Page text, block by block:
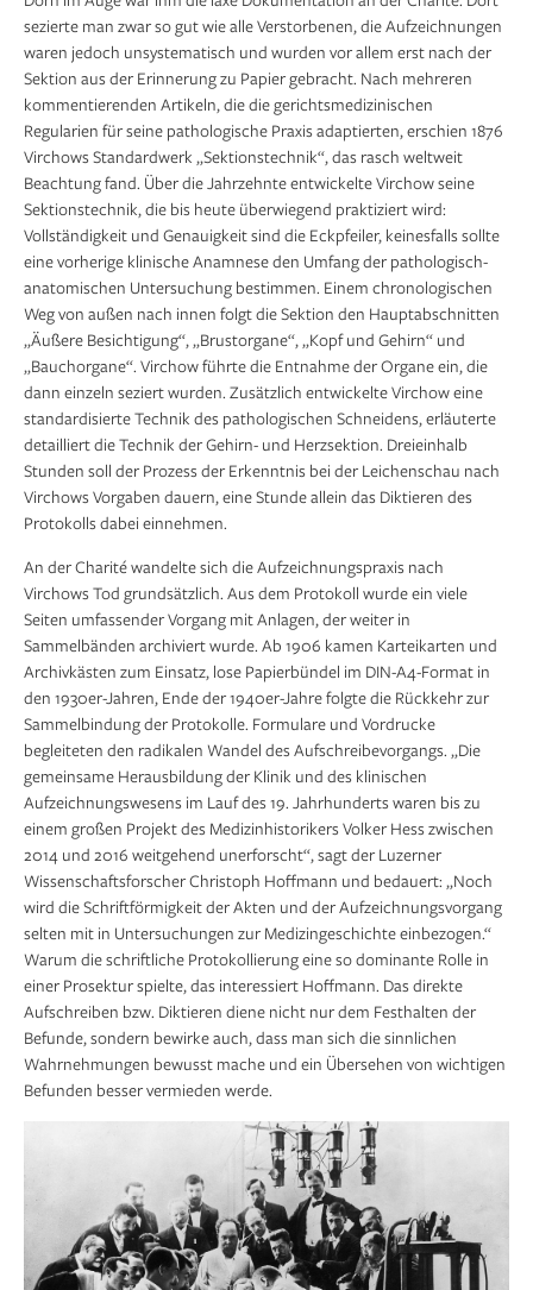
sezierte man zwar so gut wie alle Verstorbenen, die Aufzeichnungen
waren jedoch unsystematisch und wurden vor allem erst nach der
Sektion aus der Erinnerung zu Papier gebracht. Nach mehreren
kommentierenden Artikeln, die die gerichtsmedizinischen
Regularien für seine pathologische Praxis adaptierten, erschien 1876
Virchows Standardwerk „Sektionstechnik“, das rasch weltweit
Beachtung fand. Über die Jahrzehnte entwickelte Virchow seine
Sektionstechnik, die bis heute überwiegend praktiziert wird:
Vollständigkeit und Genauigkeit sind die Eckpfeiler, keinesfalls sollte
eine vorherige klinische Anamnese den Umfang der pathologisch-
anatomischen Untersuchung bestimmen. Einem chronologischen
Weg von außen nach innen folgt die Sektion den Hauptabschnitten
„Äußere Besichtigung“, „Brustorgane“, „Kopf und Gehirn“ und
„Bauchorgane“. Virchow führte die Entnahme der Organe ein, die
dann einzeln seziert wurden. Zusätzlich entwickelte Virchow eine
standardisierte Technik des pathologischen Schneidens, erläuterte
detailliert die Technik der Gehirn- und Herzsektion. Dreieinhalb
Stunden soll der Prozess der Erkenntnis bei der Leichenschau nach
Virchows Vor­gaben dauern, eine Stunde allein das Diktieren des
Protokolls dabei einnehmen.
An der Charité wandelte sich die Aufzeichnungspraxis nach
Virchows Tod grundsätzlich. Aus dem Protokoll wurde ein viele
Seiten umfassender Vorgang mit Anlagen, der weiter in
Sammelbänden archiviert wurde. Ab 1906 kamen Karteikarten und
Archivkästen zum Einsatz, lose Papierbündel im DIN-A4-Format in
den 1930er-Jahren, Ende der 1940er-Jahre folgte die Rückkehr zur
Sammelbindung der Protokolle. Formulare und Vordrucke
begleiteten den radikalen Wandel des Aufschreibevorgangs. „Die
gemeinsame Heraus­bildung der Klinik und des klinischen
Aufzeichnungs­wesens im Lauf des 19. Jahrhunderts waren bis zu
einem großen Projekt des Medizinhistorikers Volker Hess zwischen
2014 und 2016 weitgehend unerforscht“, sagt der Luzerner
Wissenschaftsforscher Christoph Hoffmann und bedauert: „Noch
wird die Schriftförmigkeit der Akten und der Aufzeichnungs­vorgang
selten mit in Untersuchungen zur Medizin­geschichte einbezogen.“
Warum die schriftliche Protokollierung eine so dominante Rolle in
einer Prosektur spielte, das interessiert Hoffmann. Das direkte
Aufschreiben bzw. Diktieren diene nicht nur dem Festhalten der
Befunde, sondern bewirke auch, dass man sich die sinnlichen
Wahrnehmungen bewusst mache und ein Übersehen von wichtigen
Befunden besser vermieden werde.